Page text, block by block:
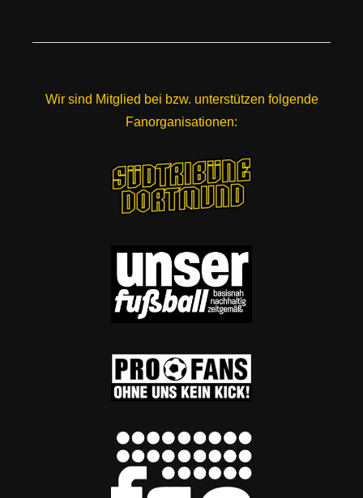
Wir sind Mitglied bei bzw. unterstützen folgende
Fanorganisationen: